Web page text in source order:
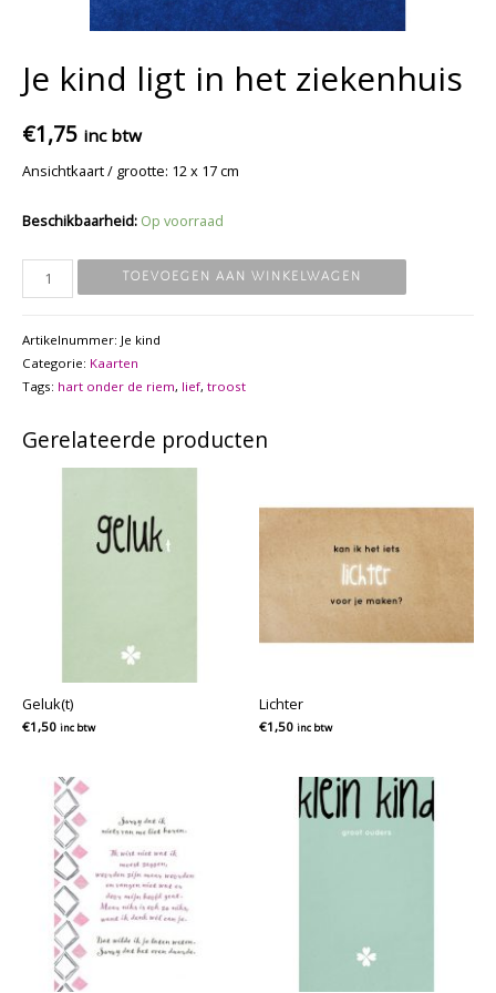
Je kind ligt in het ziekenhuis
€1,75 inc btw
Ansichtkaart / grootte: 12 x 17 cm
Beschikbaarheid: Op voorraad
kind
in
het
ziekenhuis
TOEVOEGEN AAN WINKELWAGEN
Artikelnummer: Je kind
Categorie: Kaarten
Tags: hart onder de riem, lief, troost
Gerelateerde producten
Geluk(t)
€1,50 inc btw
Lichter
€1,50 inc btw